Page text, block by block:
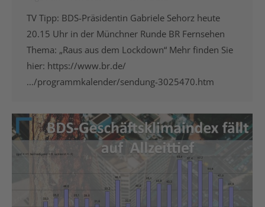
TV Tipp: BDS-Präsidentin Gabriele Sehorz heute
20.15 Uhr in der Münchner Runde BR Fernsehen
Thema: „Raus aus dem Lockdown“ Mehr finden Sie
hier: https://www.br.de/
…/programmkalender/sendung-3025470.htm